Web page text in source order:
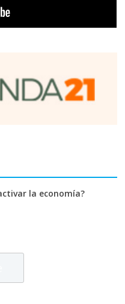
la economía?